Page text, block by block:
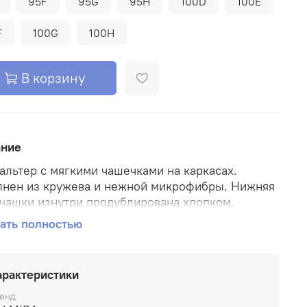
100G 100H
В корзину
с мягкими чашечками на каркасах.
из кружева и нежной микрофибры. Нижняя
изнутри продублирована хлопком.
уплотнена поролоном и усилен бочок.
модель для пышной груди.
полностью